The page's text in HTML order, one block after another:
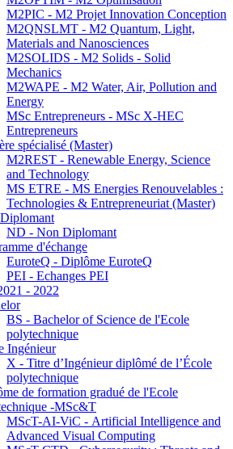
M2PIC - M2 Projet Innovation Conception
M2QNSLMT - M2 Quantum, Light,
Materials and Nanosciences
M2SOLIDS - M2 Solids - Solid
Mechanics
M2WAPE - M2 Water, Air, Pollution and
Energy
MSc Entrepreneurs - MSc X-HEC
Entrepreneurs
spécialisé (Master)
M2REST - Renewable Energy, Science
and Technology
MS ETRE - MS Energies Renouvelables :
Technologies & Entrepreneuriat (Master)
ND - Non Diplomant
d'échange
EuroteQ - Diplôme EuroteQ
PEI - Echanges PEI
- 2022
BS - Bachelor of Science de l'Ecole
polytechnique
Ingénieur
X - Titre d’Ingénieur diplômé de l’École
polytechnique
de formation gradué de l'Ecole
-MSc&T
MScT-AI-ViC - Artificial Intelligence and
Advanced Visual Computing